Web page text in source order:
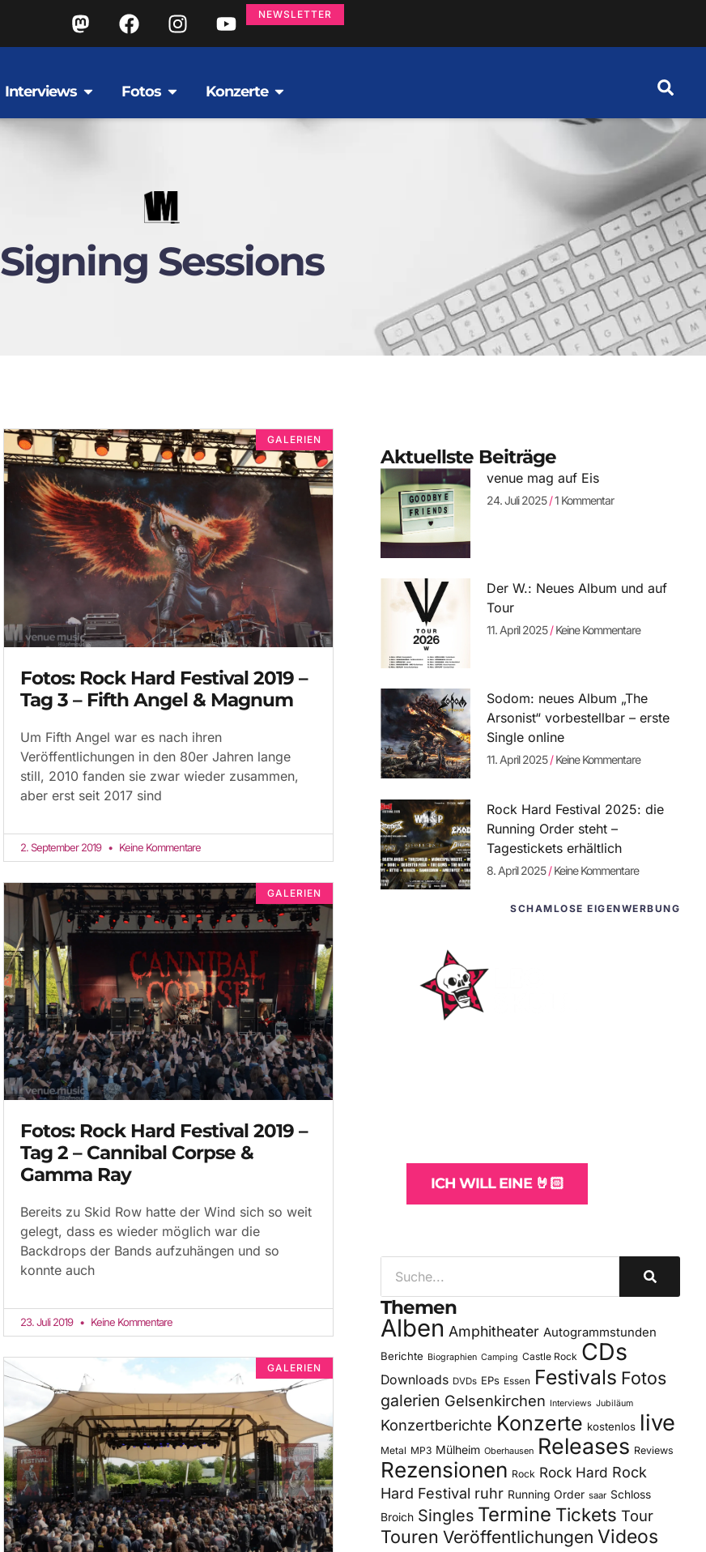
NEWSLETTER
Interviews Fotos Konzerte
Signing Sessions
GALERIEN
Fotos: Rock Hard Festival 2019 –
Tag 3 – Fifth Angel & Magnum
Um Fifth Angel war es nach ihren
Veröffentlichungen in den 80er Jahren lange
still, 2010 fanden sie zwar wieder zusammen,
aber erst seit 2017 sind
2. September 2019 Keine Kommentare
GALERIEN
Fotos: Rock Hard Festival 2019 –
Tag 2 – Cannibal Corpse &
Gamma Ray
Bereits zu Skid Row hatte der Wind sich so weit
gelegt, dass es wieder möglich war die
Backdrops der Bands aufzuhängen und so
konnte auch
23. Juli 2019 Keine Kommentare
GALERIEN
Aktuellste Beiträge
venue mag auf Eis
24. Juli 2025 1 Kommentar
Der W.: Neues Album und auf
Tour
11. April 2025 Keine Kommentare
Sodom: neues Album „The
Arsonist“ vorbestellbar – erste
Single online
11. April 2025 Keine Kommentare
Rock Hard Festival 2025: die
Running Order steht –
Tagestickets erhältlich
8. April 2025 Keine Kommentare
SCHAMLOSE EIGENWERBUNG
ICH WILL EINE 🤘🏻
Themen
Alben Amphitheater Autogrammstunden
Berichte Biographien Camping Castle Rock CDs
Downloads DVDs EPs Essen Festivals Fotos
galerien Gelsenkirchen Interviews Jubiläum
Konzertberichte Konzerte kostenlos live
Metal MP3 Mülheim Oberhausen Releases Reviews
Rezensionen Rock Rock Hard Rock
Hard Festival ruhr Running Order saar Schloss
Broich Singles Termine Tickets Tour
Touren Veröffentlichungen Videos